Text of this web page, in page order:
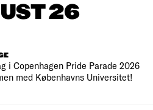
26
i Copenhagen Pride Parade 2026
med Københavns Universitet!